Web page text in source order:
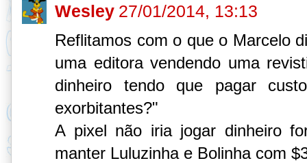
Wesley 27/01/2014, 13:13
Reflitamos com o que o Marcelo
uma editora vendendo uma
dinheiro tendo que pagar
exorbitantes?"
A pixel não iria jogar dinheiro
manter Luluzinha e Bolinha com